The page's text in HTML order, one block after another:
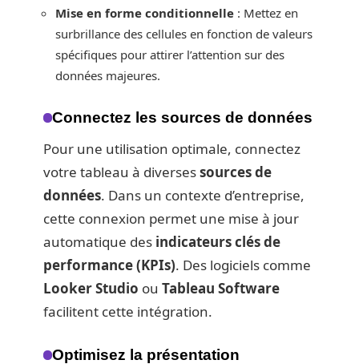
Mise en forme conditionnelle : Mettez en
surbrillance des cellules en fonction de valeurs
spécifiques pour attirer l’attention sur des
données majeures.
Connectez les sources de données
Pour une utilisation optimale, connectez
votre tableau à diversessources de
données. Dans un contexte d’entreprise,
cette connexion permet une mise à jour
automatique des indicateurs clés de
performance (KPIs). Des logiciels comme
Looker Studio ou Tableau Software
facilitent cette intégration.
Optimisez la présentation